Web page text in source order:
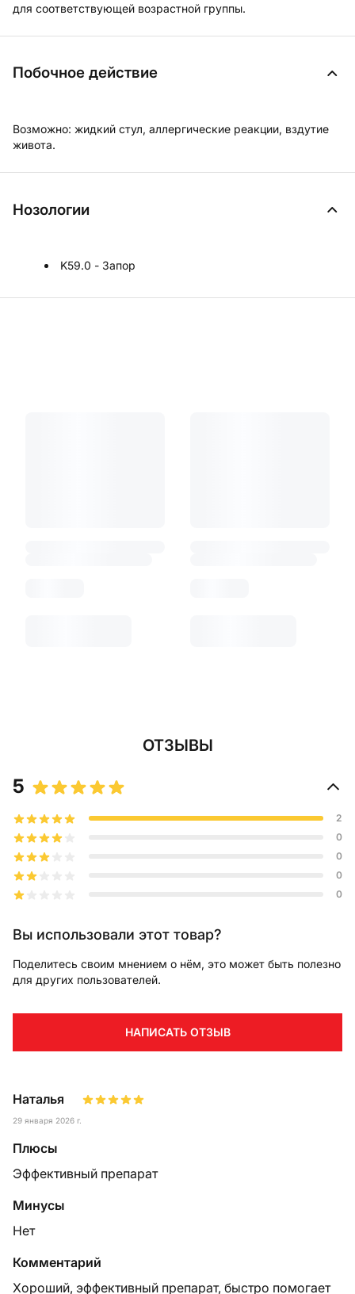
для соответствующей возрастной группы.
Побочное действие
Возможно: жидкий стул, аллергические реакции, вздутие
живота.
Нозологии
K59.0 - Запор
ОТЗЫВЫ
Наталья
29 января 2026 г.
Плюсы
Эффективный препарат
Минусы
Нет
Комментарий
Хороший, эффективный препарат, быстро помогает
5
2
0
0
0
0
Вы использовали этот товар?
Поделитесь своим мнением о нём, это может быть полезно
для других пользователей.
НАПИСАТЬ ОТЗЫВ